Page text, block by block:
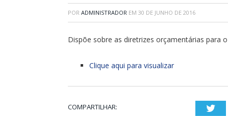
POR ADMINISTRADOR EM 30 DE JUNHO DE 2016
Dispõe sobre as diretrizes orçamentárias para
Clique aqui para visualizar
COMPARTILHAR: